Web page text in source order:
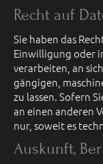
Recht auf
Sie haben das
Einwilligung oder
verarbeiten, an
gängigen,
zu lassen. Sofern
an einen anderen
nur, soweit es
Auskunft,